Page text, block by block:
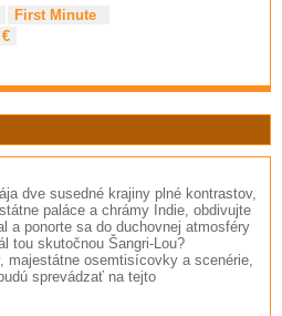
First Minute
dve susedné krajiny plné kontrastov,
paláce a chrámy Indie, obdivujte
a ponorte sa do duchovnej atmosféry
tou skutočnou Šangri-Lou?
majestátne osemtisícovky a scenérie,
sprevádzať na tejto